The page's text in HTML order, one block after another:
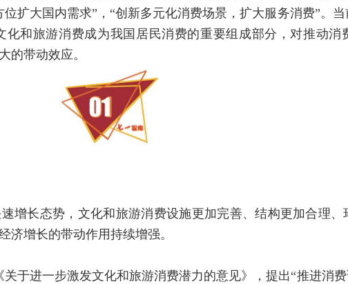
扩大国内需求”，“创新多元化消费场景，扩大服务消费”。
和旅游消费成为我国居民消费的重要组成部分，对推动消
的带动效应。
增长态势，文化和旅游消费设施更加完善、结构更加合理
济增长的带动作用持续增强。
于进一步激发文化和旅游消费潜力的意见》，提出“推进消费